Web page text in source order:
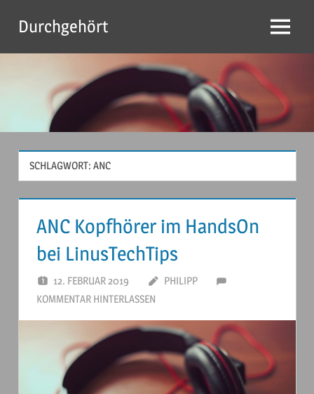
Inhalt
springen
Durchgehört Menu
SCHLAGWORT: ANC
ANC Kopfhörer im HandsOn
bei LinusTechTips
12. FEBRUAR 2019
PHILIPP
KOMMENTAR HINTERLASSEN